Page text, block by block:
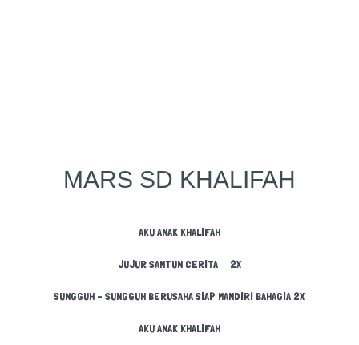
MARS SD KHALIFAH
AKU ANAK KHALIFAH
JUJUR SANTUN CERITA 2X
SUNGGUH – SUNGGUH BERUSAHA SIAP MANDIRI BAHAGIA 2X
AKU ANAK KHALIFAH